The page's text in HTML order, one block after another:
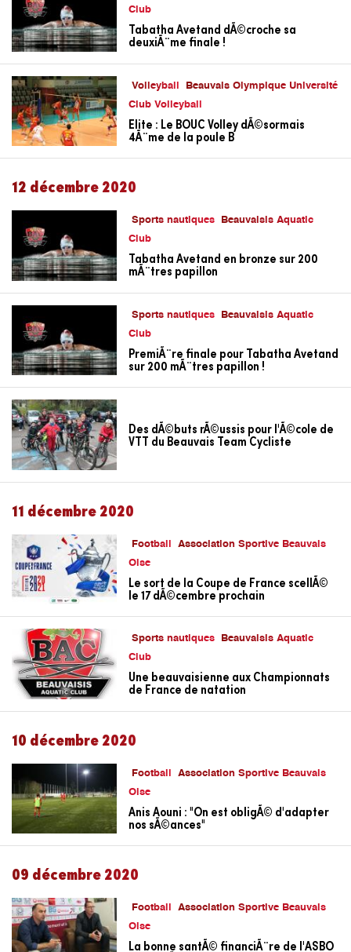
Club
Tabatha Avetand dÃ©croche sa
deuxiÃ¨me finale !
Volleyball
Beauvais Olympique Université
Club Volleyball
Elite : Le BOUC Volley dÃ©sormais
4Ã¨me de la poule B
12 décembre 2020
Sports nautiques
Beauvaisis Aquatic
Club
Tabatha Avetand en bronze sur 200
mÃ¨tres papillon
Sports nautiques
Beauvaisis Aquatic
Club
PremiÃ¨re finale pour Tabatha Avetand
sur 200 mÃ¨tres papillon !
Des dÃ©buts rÃ©ussis pour l'Ã©cole de
VTT du Beauvais Team Cycliste
11 décembre 2020
Football
Association Sportive Beauvais
Oise
Le sort de la Coupe de France scellÃ©
le 17 dÃ©cembre prochain
Sports nautiques
Beauvaisis Aquatic
Club
Une beauvaisienne aux Championnats
de France de natation
10 décembre 2020
Football
Association Sportive Beauvais
Oise
Anis Aouni : "On est obligÃ© d'adapter
nos sÃ©ances"
09 décembre 2020
Football
Association Sportive Beauvais
Oise
La bonne santÃ© financiÃ¨re de l'ASBO